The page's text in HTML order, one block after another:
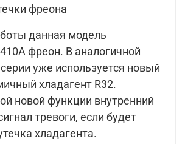
фреона
данная модель
фреон. В аналогичной
уже используется новый
хладагент R32.
новой функции внутренний
тревоги, если будет
хладагента.